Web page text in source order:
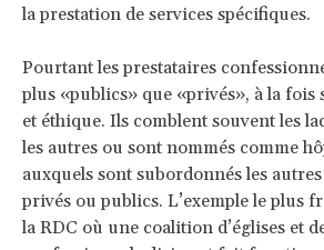
la prestation de services spécifiques.
Pourtant les prestataires
plus «publics» que «privés», à la fois
et éthique. Ils comblent souvent les
les autres ou sont nommés comme
auxquels sont subordonnés les
privés ou publics. L’exemple le plus
la RDC où une coalition d’églises et